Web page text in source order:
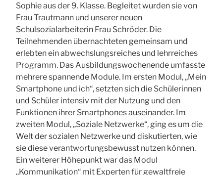
Sophie aus der 9. Klasse. Begleitet wurden sie von
Frau Trautmann und unserer neuen
Schulsozialarbeiterin Frau Schröder. Die
Teilnehmenden übernachteten gemeinsam und
erlebten ein abwechslungsreiches und lehrreiches
Programm. Das Ausbildungswochenende umfasste
mehrere spannende Module. Im ersten Modul, „Mein
Smartphone und ich“, setzten sich die Schülerinnen
und Schüler intensiv mit der Nutzung und den
Funktionen ihrer Smartphones auseinander. Im
zweiten Modul, „Soziale Netzwerke“, ging es um die
Welt der sozialen Netzwerke und diskutierten, wie
sie diese verantwortungsbewusst nutzen können.
Ein weiterer Höhepunkt war das Modul
„Kommunikation“ mit Experten für gewaltfreie